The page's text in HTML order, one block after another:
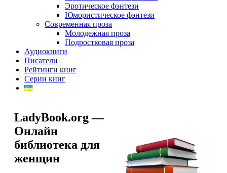
Эротическое фэнтези
Юмористическое фэнтези
Современная проза
Молодежная проза
Подростковая проза
Аудиокниги
Писатели
Рейтинги книг
Серии книг
LadyBook.org —
Онлайн
библиотека для
женщин